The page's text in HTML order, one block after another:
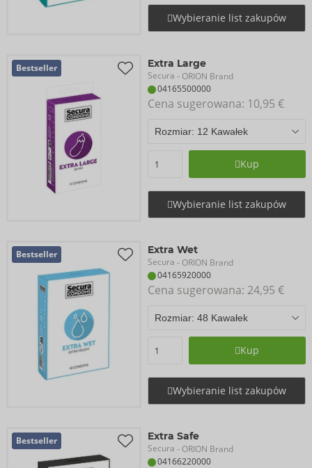
Wybieranie list zakupów
Bestseller Extra Large
Secura - ORION Brand
04165500000
Cena sugerowana: 10,95 €
Kup
Wybieranie list zakupów
Bestseller Extra Wet
Secura - ORION Brand
04165920000
Cena sugerowana: 24,95 €
Kup
Wybieranie list zakupów
Bestseller Extra Safe
Secura - ORION Brand
04166220000